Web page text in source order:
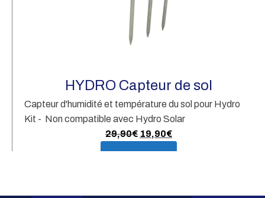
HYDRO Capteur de sol
Capteur d'humidité et température du sol pour Hydro
Kit - Non compatible avec Hydro Solar
29,90€ Le
19,90€Le